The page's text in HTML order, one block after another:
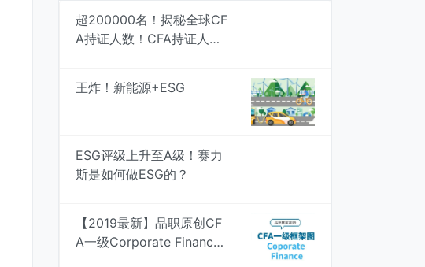
超200000名！揭秘全球CF
A持证人数！CFA持证人最
王炸！新能源+ESG
ESG评级上升至A级！赛力
斯是如何做ESG的？
【2019最新】品职原创CF
A一级Corporate Finance